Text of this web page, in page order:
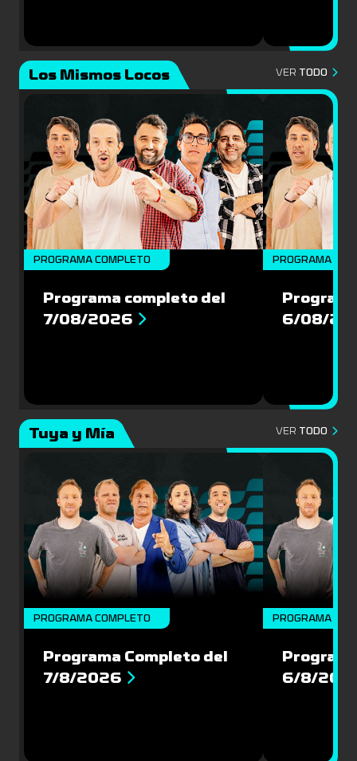
Los Mismos Locos VER TODO
PROGRAMA COMPLETO
Programa completo del
7/08/2026
PROGRAMA
6/08/
Tuya y Mía VER TODO
PROGRAMA COMPLETO
Programa Completo del
7/8/2026
PROGRAMA
6/8/